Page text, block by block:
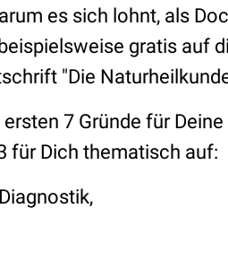
es sich lohnt, als
gratis auf
"Die
7 Gründe für
für Dich thematisch auf: